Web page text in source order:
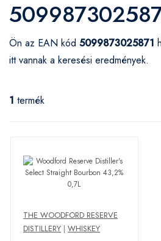
Ön az EAN kód 5099873025871
itt vannak a keresési eredmények.
1 termék
THE WOODFORD RESERVE
DISTILLERY | WHISKEY